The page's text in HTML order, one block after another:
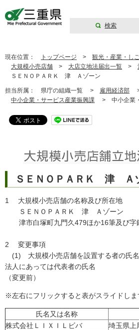
検索
現在位置： トップページ > 観光・産業・し
大規模小売店舗 > 大店立地法届出一覧 >
ＳＥＮＯＰＡＲＫ 津 Ａゾーン
担当所属： 県庁の組織一覧 > 雇用経済部
中小企業・サービス産業振興課 > 中小企業
ＳＥＮＯＰＡＲＫ 津 Ａ
1 大規模小売店舗の名称及び所在地
ＳＥＮＯＰＡＲＫ 津 Ａゾーン
津市白塚町九門久479ほか16筆及び字
2 変更事項
(1) 大規模小売店舗を設置する者の氏名
法人にあっては代表者の氏名
（変更前）
※左右にフリックすると表がスライドしま
氏名又は名称
株式会社ＬＩＸＩＬビバ
埼玉県上